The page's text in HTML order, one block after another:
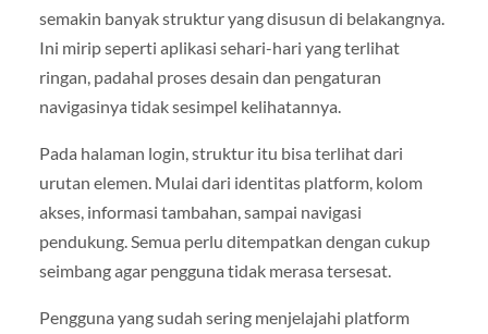
semakin banyak struktur yang disusun di belakangnya.
Ini mirip seperti aplikasi sehari-hari yang terlihat
ringan, padahal proses desain dan pengaturan
navigasinya tidak sesimpel kelihatannya.
Pada halaman login, struktur itu bisa terlihat dari
urutan elemen. Mulai dari identitas platform, kolom
akses, informasi tambahan, sampai navigasi
pendukung. Semua perlu ditempatkan dengan cukup
seimbang agar pengguna tidak merasa tersesat.
Pengguna yang sudah sering menjelajahi platform